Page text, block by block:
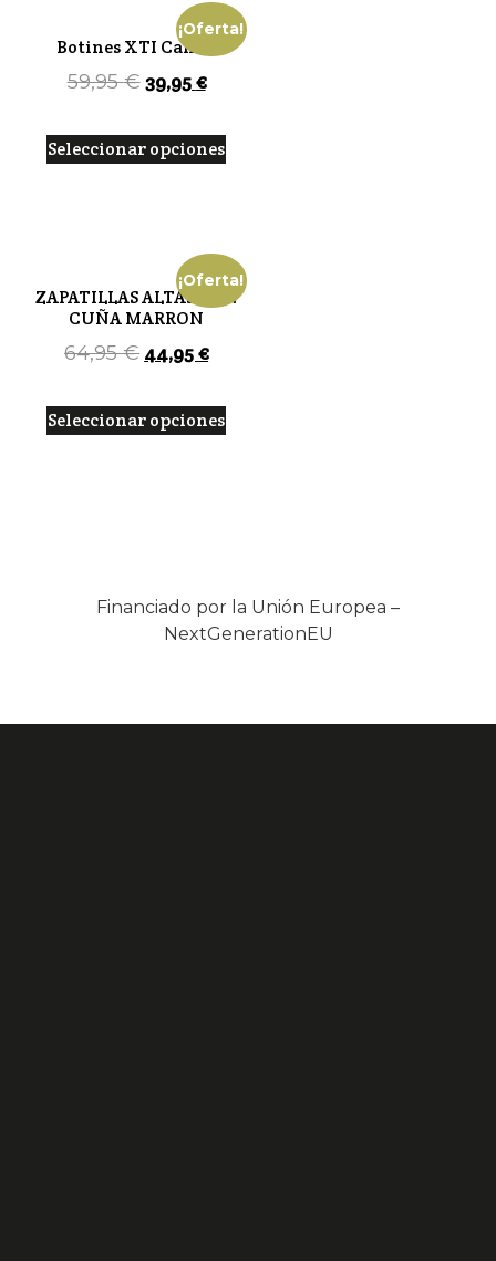
¡Oferta!
Botines XTI Camel
59,95€39,95€
Seleccionar opciones
¡Oferta!
ZAPATILLAS ALTAS CON
CUÑA MARRON
64,95€ 44,95€
Seleccionar opciones
Financiado por la Unión Europea –
NextGenerationEU